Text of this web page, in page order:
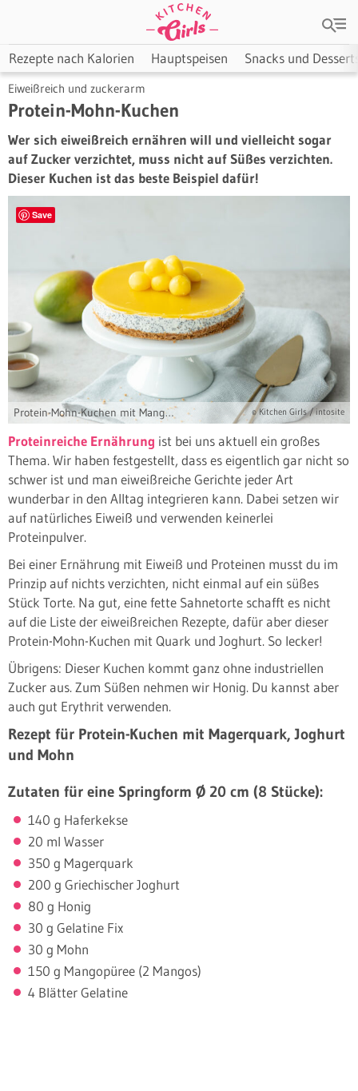
Rezepte nach Kalorien Hauptspeisen Snacks und
Eiweißreich und zuckerarm
Protein-Mohn-Kuchen
Wer sich eiweißreich ernähren will und vielleicht sogar
auf Zucker verzichtet, muss nicht auf Süßes verzichten.
Dieser Kuchen ist das beste Beispiel dafür!
Save
Protein-Mohn-Kuchen mit Mangospiegel © Kitchen Girls / intosite
Proteinreiche Ernährung ist bei uns aktuell ein großes
Thema. Wir haben festgestellt, dass es eigentlich gar nicht so
schwer ist und man eiweißreiche Gerichte jeder Art
wunderbar in den Alltag integrieren kann. Dabei setzen wir
auf natürliches Eiweiß und verwenden keinerlei
Proteinpulver.
Bei einer Ernährung mit Eiweiß und Proteinen musst du im
Prinzip auf nichts verzichten, nicht einmal auf ein süßes
Stück Torte. Na gut, eine fette Sahnetorte schafft es nicht
auf die Liste der eiweißreichen Rezepte, dafür aber dieser
Protein-Mohn-Kuchen mit Quark und Joghurt. So lecker!
Übrigens: Dieser Kuchen kommt ganz ohne industriellen
Zucker aus. Zum Süßen nehmen wir Honig. Du kannst aber
auch gut Erythrit verwenden.
Rezept für Protein-Kuchen mit Magerquark, Joghurt
und Mohn
Zutaten für eine Springform Ø 20 cm (8 Stücke):
140 g Haferkekse
20 ml Wasser
350 g Magerquark
200 g Griechischer Joghurt
80 g Honig
30 g Gelatine Fix
30 g Mohn
150 g Mangopüree (2 Mangos)
4 Blätter Gelatine